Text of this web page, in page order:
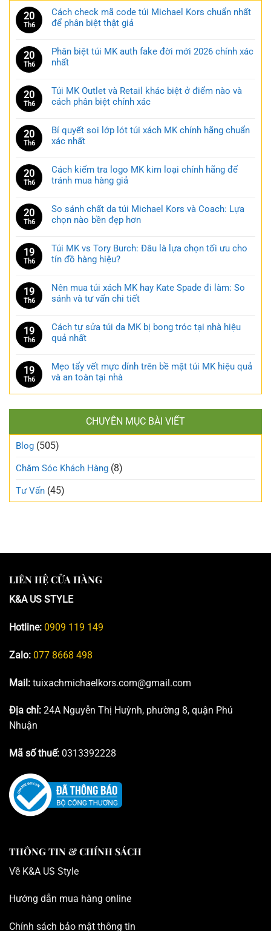
20
Th6
Cách check mã code túi Michael Kors chuẩn nhất
để phân biệt thật giả
20
Th6
Phân biệt túi MK auth fake đời mới 2026 chính xác
nhất
20
Th6
Túi MK Outlet và Retail khác biệt ở điểm nào và
cách phân biệt chính xác
20
Th6
Bí quyết soi lớp lót túi xách MK chính hãng chuẩn
xác nhất
20
Th6
Cách kiểm tra logo MK kim loại chính hãng để
tránh mua hàng giả
20
Th6
So sánh chất da túi Michael Kors và Coach: Lựa
chọn nào bền đẹp hơn
19
Th6
Túi MK vs Tory Burch: Đâu là lựa chọn tối ưu cho
tín đồ hàng hiệu?
19
Th6
Nên mua túi xách MK hay Kate Spade đi làm: So
sánh và tư vấn chi tiết
19
Th6
Cách tự sửa túi da MK bị bong tróc tại nhà hiệu
quả nhất
19
Th6
Mẹo tẩy vết mực dính trên bề mặt túi MK hiệu quả
và an toàn tại nhà
CHUYÊN MỤC BÀI VIẾT
Blog (505)
Chăm Sóc Khách Hàng (8)
Tư Vấn (45)
LIÊN HỆ CỬA HÀNG
K&A US STYLE
Hotline: 0909 119 149
Zalo: 077 8668 498
Mail: tuixachmichaelkors.com@gmail.com
Địa chỉ: 24A Nguyễn Thị Huỳnh, phường 8, quận Phú
Nhuận
Mã số thuế: 0313392228
THÔNG TIN & CHÍNH SÁCH
Về K&A US Style
Hướng dẫn mua hàng online
Chính sách bảo mật thông tin